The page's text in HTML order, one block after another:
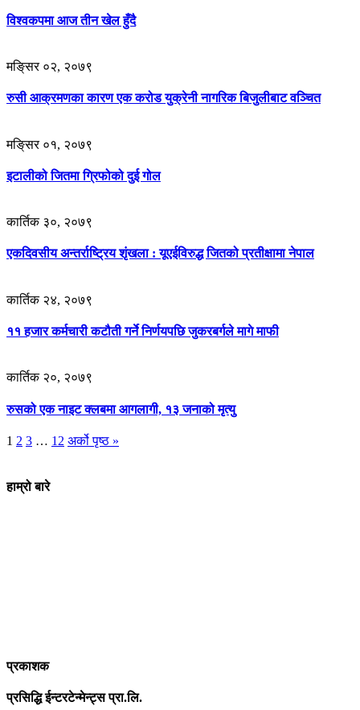
विश्वकपमा आज तीन खेल हुँदै
मङि्सर ०२, २०७९
रुसी आक्रमणका कारण एक करोड युक्रेनी नागरिक बिजुलीबाट वञ्चित
मङि्सर ०१, २०७९
इटालीको जितमा ग्रिफोको दुई गोल
कार्तिक ३०, २०७९
एकदिवसीय अन्तर्राष्ट्रिय शृंखला : यूएईविरुद्ध जितको प्रतीक्षामा नेपाल
कार्तिक २४, २०७९
११ हजार कर्मचारी कटौती गर्ने निर्णयपछि जुकरबर्गले मागे माफी
कार्तिक २०, २०७९
रुसको एक नाइट क्लबमा आगलागी, १३ जनाको मृत्यु
1 2 3 … 12 अर्को पृष्ठ »
हाम्रो बारे
प्रकाशक
प्रसिद्धि ईन्टरटेन्मेन्ट्स प्रा.लि.